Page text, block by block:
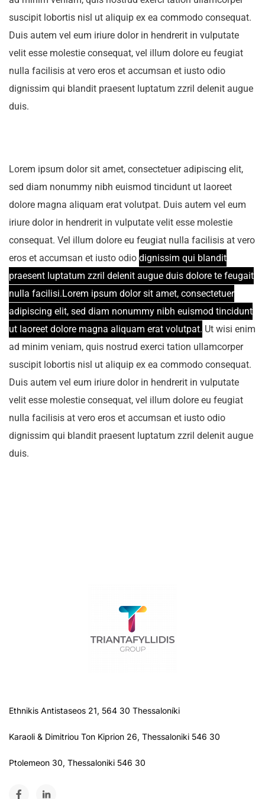
suscipit lobortis nisl ut aliquip ex ea commodo consequat.
Duis autem vel eum iriure dolor in hendrerit in vulputate
velit esse molestie consequat, vel illum dolore eu feugiat
nulla facilisis at vero eros et accumsan et iusto odio
dignissim qui blandit praesent luptatum zzril delenit augue
duis.
Lorem ipsum dolor sit amet, consectetuer adipiscing elit,
sed diam nonummy nibh euismod tincidunt ut laoreet
dolore magna aliquam erat volutpat. Duis autem vel eum
iriure dolor in hendrerit in vulputate velit esse molestie
consequat. Vel illum dolore eu feugiat nulla facilisis at vero
eros et accumsan et iusto odio dignissim qui blandit
praesent luptatum zzril delenit augue duis dolore te feugait
nulla facilisi.Lorem ipsum dolor sit amet, consectetuer
adipiscing elit, sed diam nonummy nibh euismod tincidunt
ut laoreet dolore magna aliquam erat volutpat. Ut wisi enim
ad minim veniam, quis nostrud exerci tation ullamcorper
suscipit lobortis nisl ut aliquip ex ea commodo consequat.
Duis autem vel eum iriure dolor in hendrerit in vulputate
velit esse molestie consequat, vel illum dolore eu feugiat
nulla facilisis at vero eros et accumsan et iusto odio
dignissim qui blandit praesent luptatum zzril delenit augue
duis.
Ethnikis Antistaseos 21, 564 30 Thessaloníki
Karaoli & Dimitriou Ton Kiprion 26, Thessaloniki 546 30
Ptolemeon 30, Thessaloniki 546 30